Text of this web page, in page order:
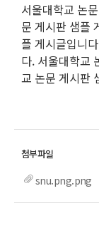
서울대학교 논
문 게시판 샘플
플 게시글입니
다. 서울대학교
교 논문 게시판
snu.png.png